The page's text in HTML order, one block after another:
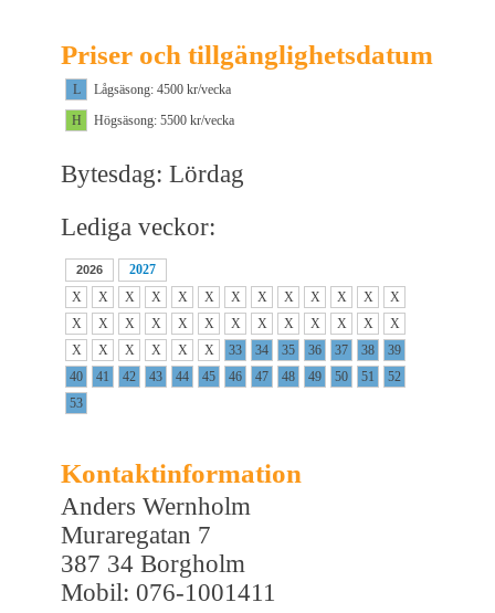
Priser och tillgänglighetsdatum
L
Lågsäsong: 4500 kr/vecka
H
Högsäsong: 5500 kr/vecka
Bytesdag: Lördag
Lediga veckor:
2026
2027
X
X X X X X X X X X X X
X
X
X X X X X X X X X X X
X
X
X X X X X 33 34 35 36 37 38
39
40
41 42 43 44 45 46 47 48 49 50 51
52
53
Kontaktinformation
Anders Wernholm
Muraregatan 7
387 34 Borgholm
Mobil: 076-1001411